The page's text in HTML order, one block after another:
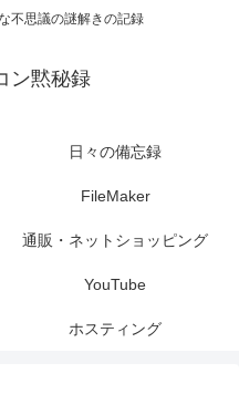
不思議の謎解きの記録
ン黙秘録
日々の備忘録
FileMaker
通販・ネットショッピング
YouTube
ホスティング